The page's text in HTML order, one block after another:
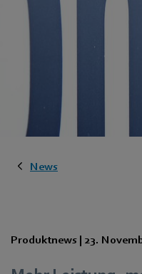
News
Produktnews | 23.